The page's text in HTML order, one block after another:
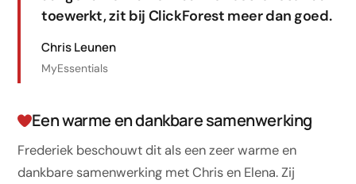
toewerkt, zit bij ClickForest meer dan goed.
Chris Leunen
MyEssentials
Een warme en dankbare samenwerking
Frederiek beschouwt dit als een zeer warme en
dankbare samenwerking met Chris en Elena. Zij